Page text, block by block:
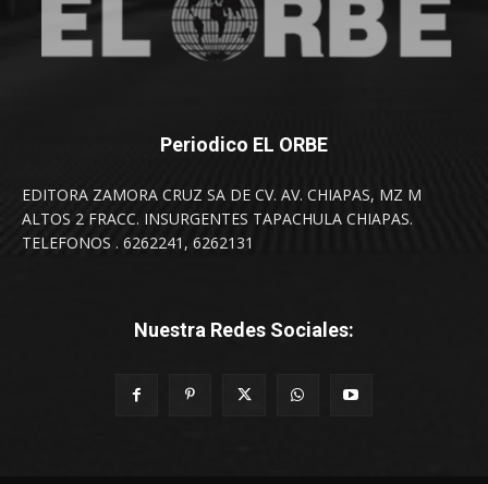
Periodico EL ORBE
EDITORA ZAMORA CRUZ SA DE CV. AV. CHIAPAS, MZ M
ALTOS 2 FRACC. INSURGENTES TAPACHULA CHIAPAS.
TELEFONOS . 6262241, 6262131
Nuestra Redes Sociales: